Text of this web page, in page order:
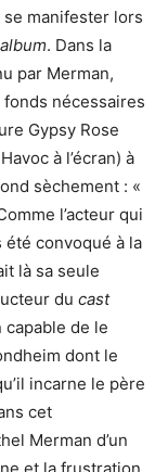
manifester lors
. Dans la
par Merman,
nécessaires
Gypsy Rose
à l’écran) à
sèchement : «
l’acteur qui
été convoqué à la
là sa seule
du cast
capable de le
dont le
incarne le père
cet
Merman d’un